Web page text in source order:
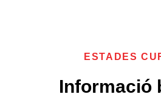
ESTADES
Informació